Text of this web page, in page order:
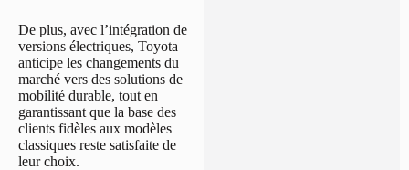
De plus, avec l’intégration de
versions électriques, Toyota
anticipe les changements du
marché vers des solutions de
mobilité durable, tout en
garantissant que la base des
clients fidèles aux modèles
classiques reste satisfaite de
leur choix.